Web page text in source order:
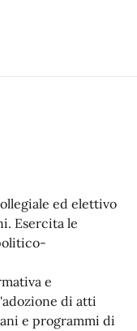
ed elettivo
Esercita le
e
di atti
e programmi di